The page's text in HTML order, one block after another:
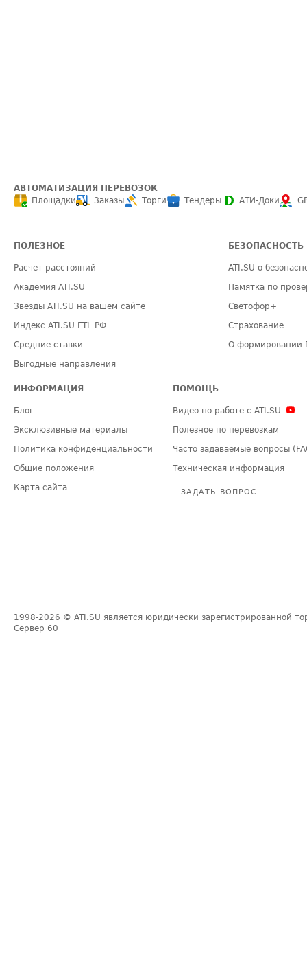
АВТОМАТИЗАЦИЯ ПЕРЕВОЗОК
Площадки
Заказы Торги Тендеры АТИ-Доки
ПОЛЕЗНОЕ
Расчет расстояний
Академия ATI.SU
Звезды ATI.SU на вашем сайте
Индекс ATI.SU FTL РФ
Средние ставки
Выгодные направления
БЕЗОПАСНОСТЬ
ATI.SU о
Памятка по
Светофор+
Страхование
О формировании
ИНФОРМАЦИЯ
Блог
Эксклюзивные материалы
Политика конфиденциальности
Общие положения
Карта сайта
ПОМОЩЬ
Видео по работе с ATI.SU
Полезное по перевозкам
Часто задаваемые вопросы
Техническая информация
ЗАДАТЬ ВОПРОС
1998-2026 © ATI.SU является юридически зарегистрированной
Сервер 60